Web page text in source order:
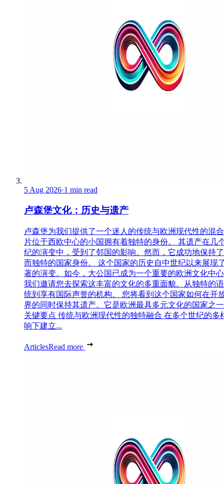
5 Aug 2026·1 min read
卢森堡文化：历史与遗产
卢森堡为我们提供了一个迷人的传统与欧洲现代性的混
片位于西欧中心的小国拥有着独特的身份。 其遗产在几
纪的演变中，受到了邻国的影响。然而，它成功地保持
而独特的国家身份。 这个国家的历史自中世纪以来展现
著的演变。如今，大公国已成为一个重要的欧洲文化中
我们邀请您去探索这丰富的文化的多重面貌。从独特的
统到享有国际声誉的机构。 您将看到这个国家如何在开
界的同时保持其遗产。它是欧洲最具多元文化的国家之
关键要点 传统与欧洲现代性的独特融合 在多个世纪的多
响下建立...
ArticlesRead more